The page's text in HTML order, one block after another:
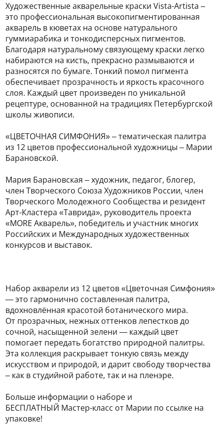
Художественные акварельные краски Vista-Artista –
это профессиональная высокопигментированная
акварель в кюветах на основе натурального
гуммиарабика и тонкодисперсных пигментов.
Благодаря натуральному связующему краски легко
набираются на кисть, прекрасно размываются и
разносятся по бумаге. Тонкий помол пигмента
обеспечивает прозрачность и яркость красочного
слоя. Каждый цвет произведен по уникальной
рецептуре, основанной на традициях Петербургской
школы живописи.
«ЦВЕТОЧНАЯ СИМФОНИЯ» – тематическая палитра
из 12 цветов профессиональной художницы – Марии
Барановской.
Мария Барановская – художник, педагог, блогер,
член Творческого Союза Художников России, член
Творческого Молодежного Сообщества и резидент
Арт-Кластера «Таврида», руководитель проекта
«MORE Акварель», победитель и участник многих
Российских и Международных художественных
конкурсов и выставок.
Набор акварели из 12 цветов «Цветочная Симфония»
— это гармонично составленная палитра,
вдохновлённая красотой ботанического мира.
От прозрачных, нежных оттенков лепестков до
сочной, насыщенной зелени — каждый цвет
помогает передать богатство природной палитры.
Эта коллекция раскрывает тонкую связь между
искусством и природой, и дарит свободу творчества
– как в студийной работе, так и на пленэре.
Больше информации о наборе и
БЕСПЛАТНЫЙ Мастер-класс от Марии по ссылке на
упаковке!